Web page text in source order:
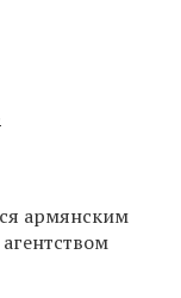
армянским